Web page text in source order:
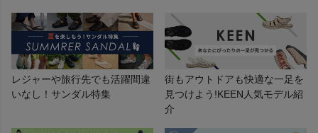
通学
ビジネス
もっと見る
レジャーや旅行先でも活躍間違
いなし！サンダル特集
街もアウトドアも快適な一足を
見つけよう!KEEN人気モデル紹
介